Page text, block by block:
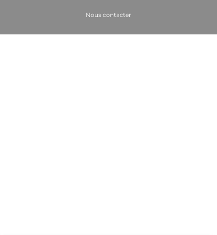
Nous contacter